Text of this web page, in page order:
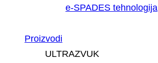
e-SPADES tehnologija
Proizvodi
ULTRAZVUK